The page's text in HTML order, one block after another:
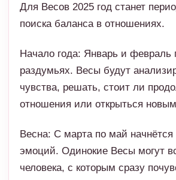
чувства, решать, стоит ли
отношения или открыться новым.
Весна: С марта по май начнётся
эмоций. Одинокие Весы могут
человека, с которым сразу
гармонию. Пары получат шанс
Лето: Июнь и июль принесут
переживания. Возможны